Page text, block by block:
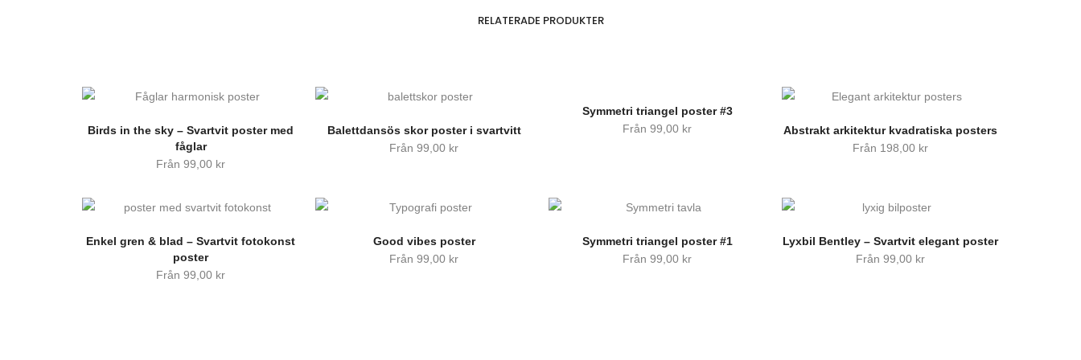
RELATERADE PRODUKTER
Birds in the sky – Svartvit poster med
fåglar
Från 99,00 kr
Balettdansös skor poster i svartvitt
Från 99,00 kr
Symmetri triangel poster #3
Från 99,00 kr
Abstrakt arkitektur kvadratiska posters
Från 198,00 kr
Enkel gren & blad – Svartvit fotokonst
poster
Från 99,00 kr
Good vibes poster
Från 99,00 kr
Symmetri triangel poster #1
Från 99,00 kr
Lyxbil Bentley – Svartvit elegant poster
Från 99,00 kr